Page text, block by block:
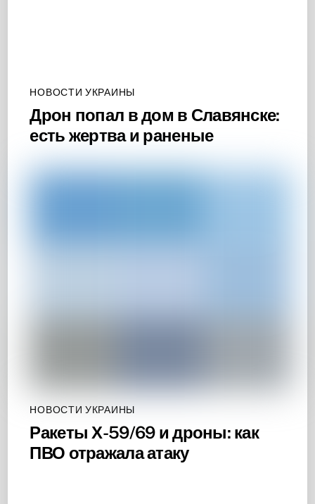
НОВОСТИ УКРАИНЫ
Дрон попал в дом в Славянске:
есть жертва и раненые
НОВОСТИ УКРАИНЫ
Ракеты Х-59/69 и дроны: как
ПВО отражала атаку